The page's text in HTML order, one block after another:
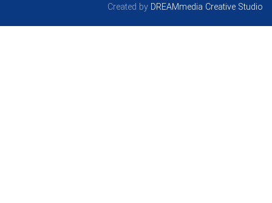
Created by DREAMmedia Creative Studio